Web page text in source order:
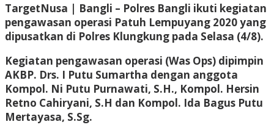
TargetNusa | Bangli – Polres Bangli ikuti kegiatan
pengawasan operasi Patuh Lempuyang 2020 yang
dipusatkan di Polres Klungkung pada Selasa (4/8).
Kegiatan pengawasan operasi (Was Ops) dipimpin
AKBP. Drs. I Putu Sumartha dengan anggota
Kompol. Ni Putu Purnawati, S.H., Kompol. Hersin
Retno Cahiryani, S.H dan Kompol. Ida Bagus Putu
Mertayasa, S.Sg.